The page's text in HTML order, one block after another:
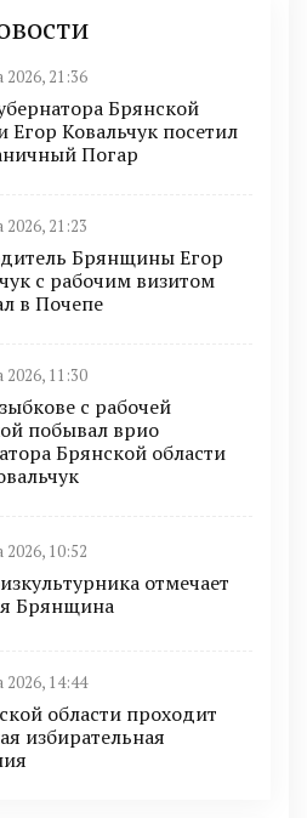
2026, 21:36
Брянской
Егор Ковальчук посетил
Погар
2026, 21:23
Брянщины Егор
с рабочим визитом
в Почепе
2026, 11:30
с рабочей
побывал врио
Брянской области
2026, 10:52
отмечает
Брянщина
2026, 14:44
области проходит
избирательная